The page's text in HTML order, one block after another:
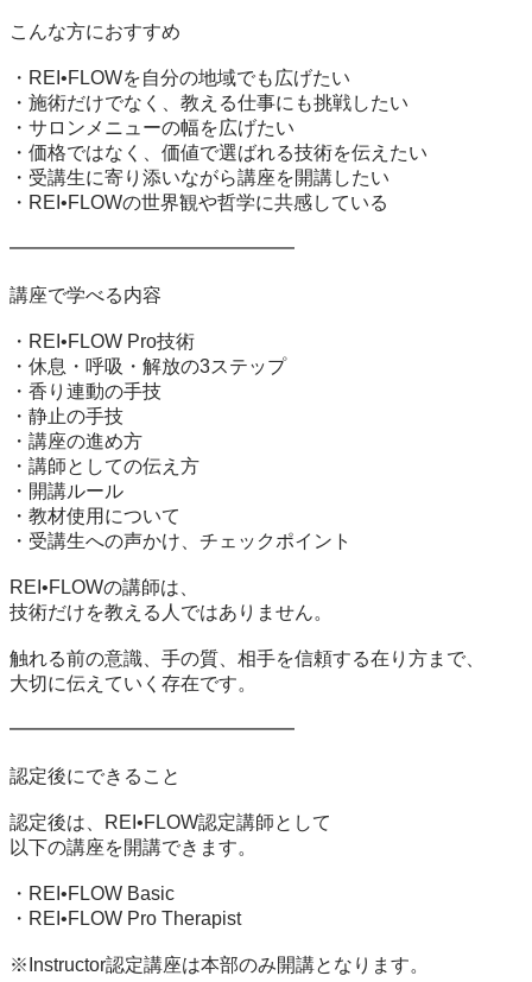
こんな方におすすめ
・REI•FLOWを自分の地域でも広げたい
・施術だけでなく、教える仕事にも挑戦したい
・サロンメニューの幅を広げたい
・価格ではなく、価値で選ばれる技術を伝えたい
・受講生に寄り添いながら講座を開講したい
・REI•FLOWの世界観や哲学に共感している
━━━━━━━━━━━━━━━
講座で学べる内容
・REI•FLOW Pro技術
・休息・呼吸・解放の3ステップ
・香り連動の手技
・静止の手技
・講座の進め方
・講師としての伝え方
・開講ルール
・教材使用について
・受講生への声かけ、チェックポイント
REI•FLOWの講師は、
技術だけを教える人ではありません。
触れる前の意識、手の質、相手を信頼する在り方まで、
大切に伝えていく存在です。
━━━━━━━━━━━━━━━
認定後にできること
認定後は、REI•FLOW認定講師として
以下の講座を開講できます。
・REI•FLOW Basic
・REI•FLOW Pro Therapist
※Instructor認定講座は本部のみ開講となります。